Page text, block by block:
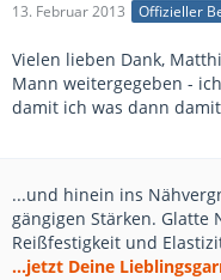
13. Februar 2013 Offizieller
Vielen lieben Dank,
Mann weitergegeben -
damit ich was dann
...und hinein ins
gängigen Stärken. Glatte
Reißfestigkeit und
...jetzt Deine